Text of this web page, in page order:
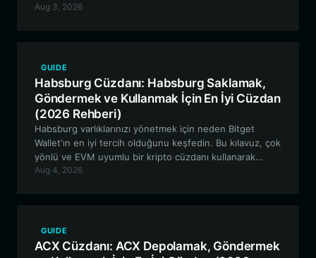
meme projesiyle etkileşimde bulunmak için özel bir
Aug 3, 2026
GUIDE
Habsburg Cüzdanı: Habsburg Saklamak,
Göndermek ve Kullanmak İçin En İyi Cüzdan
(2026 Rehberi)
Habsburg varlıklarınızı yönetmek için neden Bitget
Wallet'ın en iyi tercih olduğunu keşfedin. Bu kılavuz, çok
yönlü ve EVM uyumlu bir kripto cüzdanı kullanarak
Habsburg Frog ekosisteminde varlıklarınızı nasıl güvenle
Aug 4, 2026
GUIDE
ACX Cüzdanı: ACX Depolamak, Göndermek